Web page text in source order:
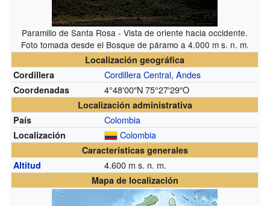
Paramillo de Santa Rosa - Vista de oriente hacia occidente.
Foto tomada desde el Bosque de páramo a 4.000 m s. n. m.
Localización geográfica
Cordillera
Cordillera Central,Andes
Coordenadas 4°48′00″N75°27′29″O
Localización administrativa
País
Colombia
Localización Colombia
Características generales
Altitud
4.600 m s. n. m.
Mapa de localización